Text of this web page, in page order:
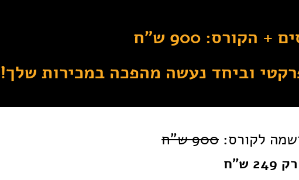
הקורס: 900 ש"ח
וביחד נעשה מהפכה במכירות שלך!
לקורס: 900 ש"ח
רק 249 ש"ח